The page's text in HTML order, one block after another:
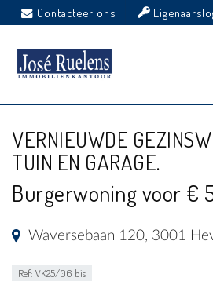
Contacteer ons
VERNIEUWDE
TUIN EN GARAGE.
Burgerwoning voor €
Waversebaan 120, 3001
Ref: VK25/06 bis